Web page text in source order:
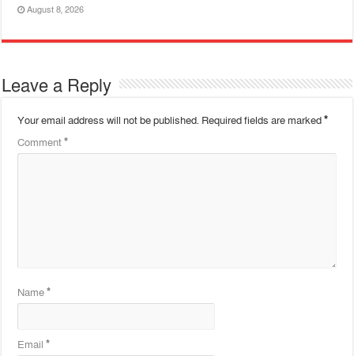
August 8, 2026
Leave a Reply
Your email address will not be published. Required fields are marked*
Comment*
Name*
Email*